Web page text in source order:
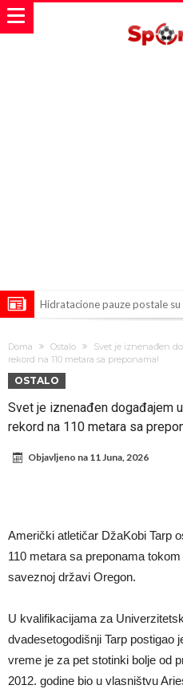
Hidratacione pauze postale
Infantino i ljubavnička veza:
UEFA
Murinjo uvodi strogu
pravila
Arsenal za 138 miliona evra
Doma Ostalo
Svet je iznenađen
rekord na 110 metara sa preponama!
OSTALO
Svet je iznenađen događajem
rekord na 110 metara sa
Objavljeno na 11 Juna, 2026
Američki atletičar DžaKobi Tarp
110 metara sa preponama
saveznoj državi Oregon.
U kvalifikacijama za
dvadesetogodišnji Tarp postigao
vreme je za pet stotinki bolje od
2012. godine bio u vlasništvu